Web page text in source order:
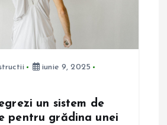
iunie 9, 2025
un sistem de
pentru grădina unei